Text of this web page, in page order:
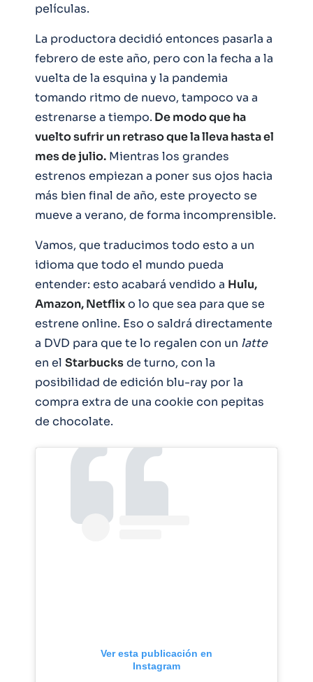
películas.
La productora decidió entonces pasarla a
febrero de este año, pero con la fecha a la
vuelta de la esquina y la pandemia
tomando ritmo de nuevo, tampoco va a
estrenarse a tiempo. De modo que ha
vuelto sufrir un retraso que la lleva hasta el
mes de julio. Mientras los grandes
estrenos empiezan a poner sus ojos hacia
más bien final de año, este proyecto se
mueve a verano, de forma incomprensible.
Vamos, que traducimos todo esto a un
idioma que todo el mundo pueda
entender: esto acabará vendido a Hulu,
Amazon, Netflixo lo que sea para que se
estrene online. Eso o saldrá directamente
a DVD para que te lo regalen con un latte
en el Starbucksde turno, con la
posibilidad de edición blu-ray por la
compra extra de una cookie con pepitas
de chocolate.
Ver esta publicación en
Instagram